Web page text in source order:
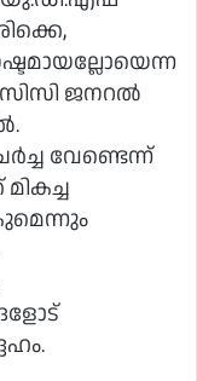
ജനറൽ
വേണ്ടെന്ന്